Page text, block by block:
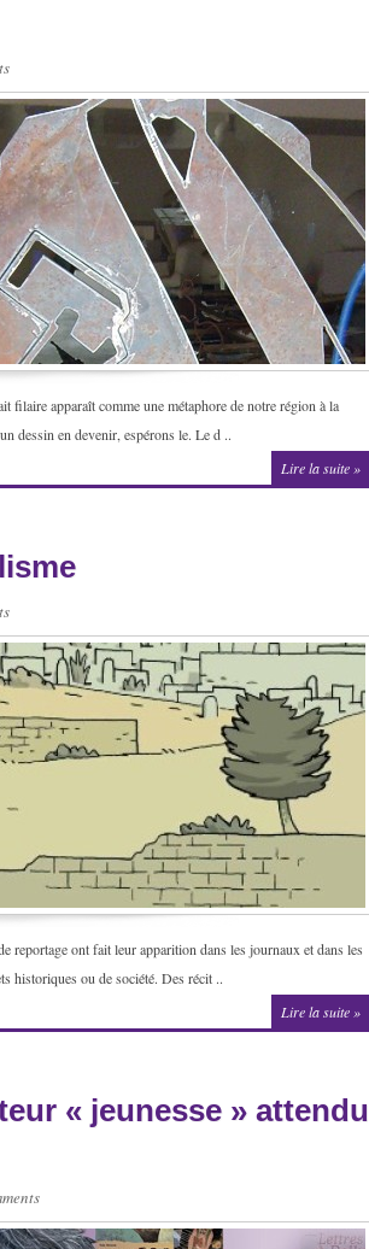
filaire apparaît comme une métaphore de notre région à la
dessin en devenir, espérons le. Le d ..
Lire la suite »
reportage ont fait leur apparition dans les journaux et dans les
historiques ou de société. Des récit ..
Lire la suite »
« jeunesse » attendu